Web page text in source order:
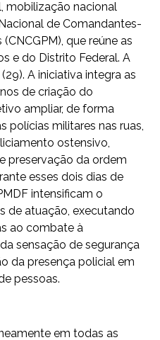
mobilização nacional
de Comandantes-
que reúne as
e do Distrito Federal. A
A iniciativa integra as
de criação do
ampliar, de forma
polícias militares nas ruas,
ostensivo,
preservação da ordem
esses dois dias de
intensificam o
de atuação, executando
ao combate à
sensação de segurança
da presença policial em
pessoas.
em todas as